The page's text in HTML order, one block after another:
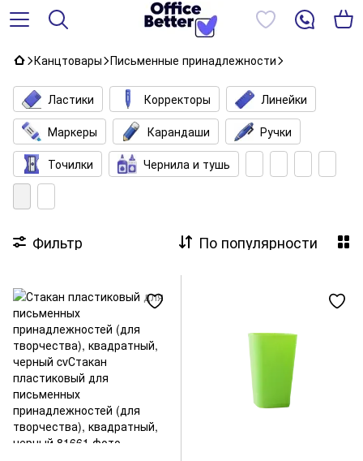
Канцтовары Письменные принадлежности
Ластики Корректоры
Линейки
Маркеры
Карандаши
Ручки
Точилки
Чернила и тушь
Фильтр По популярности